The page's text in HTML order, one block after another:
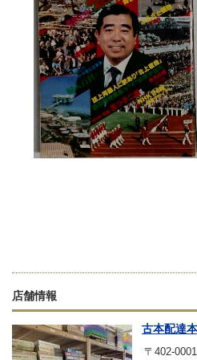
店舗情報
古本配達
〒402-0001